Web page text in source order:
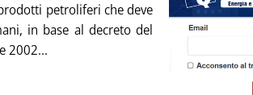
petroliferi che deve
in base al decreto del
2002...